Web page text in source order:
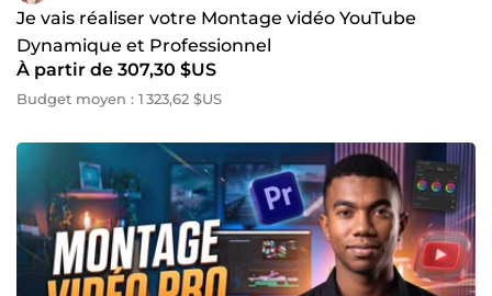
Je vais réaliser votre Montage vidéo YouTube
Dynamique et Professionnel
À partir de 307,30 $US
Budget moyen : 1 323,62 $US